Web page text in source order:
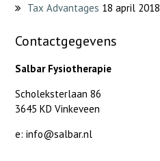
Tax Advantages 18 april 2018
Contactgegevens
Salbar Fysiotherapie
Scholeksterlaan 86
3645 KD Vinkeveen
e: info@salbar.nl